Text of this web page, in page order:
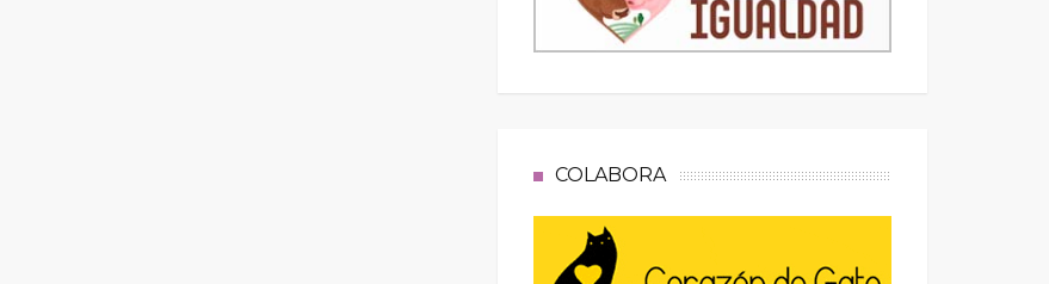
COLABORA